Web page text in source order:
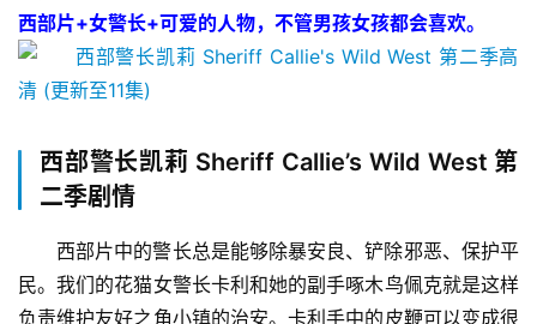
西部片+女警长+可爱的人物，不管男孩女孩都会喜欢。
西部警长凯莉 Sheriff Callie’s Wild West 第
二季剧情
西部片中的警长总是能够除暴安良、铲除邪恶、保护平
民。我们的花猫女警长卡利和她的副手啄木鸟佩克就是这样
负责维护友好之角小镇的治安。卡利手中的皮鞭可以变成很